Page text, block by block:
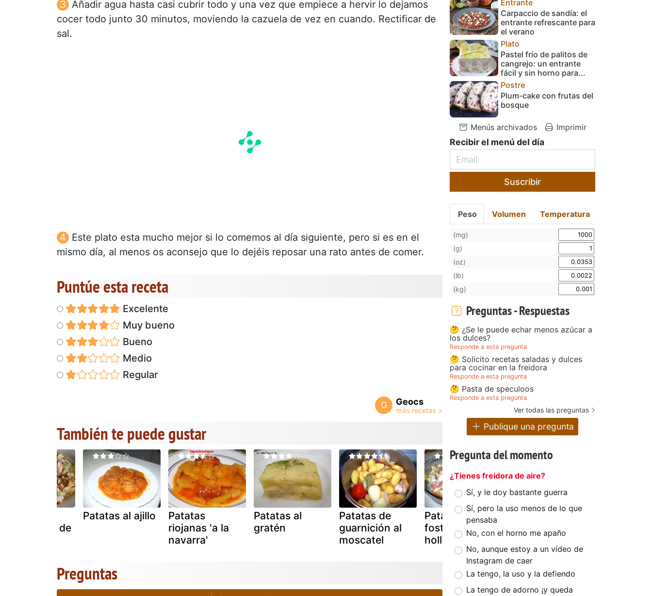
Añadir agua hasta casi cubrir todo y una vez que empiece a hervir lo dejamos
cocer todo junto 30 minutos, moviendo la cazuela de vez en cuando. Rectificar de
sal.
Este plato esta mucho mejor si lo comemos al día siguiente, pero si es en el
mismo día, al menos os aconsejo que lo dejéis reposar una rato antes de comer.
Puntúe esta receta
Excelente
Muy bueno
Bueno
Medio
Regular
G Geocs
También te puede gustar
de
Patatas al ajillo
Patatas
riojanas 'a la
navarra'
Patatas al
gratén
Patatas de
guarnición al
moscatel
Patatas al estilo
foster
hollywood
Raxo con
Preguntas
Entrante
Carpaccio de sandía: el
entrante refrescante para
el verano
Plato
Pastel frío de palitos de
cangrejo: un entrante
fácil y sin horno para...
Postre
Plum-cake con frutas del
bosque
Menús archivados Imprimir
Recibir el menú del día
Suscribir
Peso Volumen Temperatura
(mg)
(g)
(oz)
(lb)
(kg)
Preguntas - Respuestas
🤔 ¿Se le puede echar menos azúcar a
los dulces?
Responde a esta pregunta
🤔 Solicito recetas saladas y dulces
para cocinar en la freidora
Responde a esta pregunta
🤔 Pasta de speculoos
Responde a esta pregunta
Ver todas las preguntas
Publique una pregunta
Pregunta del momento
¿Tienes freidora de aire?
Sí, y le doy bastante guerra
Sí, pero la uso menos de lo que
pensaba
No, con el horno me apaño
No, aunque estoy a un vídeo de
Instagram de caer
La tengo, la uso y la defiendo
La tengo de adorno ¡y queda